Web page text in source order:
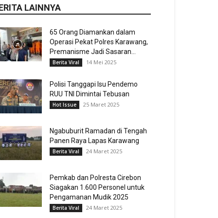
LAINNYA
65 Orang Diamankan dalam
Operasi Pekat Polres Karawang,
Premanisme Jadi Sasaran...
Berita Viral 14 Mei 2025
Polisi Tanggapi Isu Pendemo
RUU TNI Dimintai Tebusan
Hot Issue 25 Maret 2025
Ngabuburit Ramadan di Tengah
Panen Raya Lapas Karawang
Berita Viral 24 Maret 2025
Pemkab dan Polresta Cirebon
Siagakan 1.600 Personel untuk
Pengamanan Mudik 2025
Berita Viral 24 Maret 2025